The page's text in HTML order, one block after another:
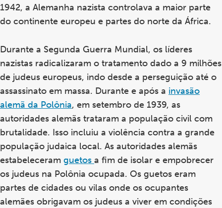
1942, a Alemanha nazista controlava a maior parte
do continente europeu e partes do norte da África.
Durante a Segunda Guerra Mundial, os líderes
nazistas radicalizaram o tratamento dado a 9 milhões
de judeus europeus, indo desde a perseguição até o
assassinato em massa. Durante e após a invasão
alemã da Polônia, em setembro de 1939, as
autoridades alemãs trataram a população civil com
brutalidade. Isso incluiu a violência contra a grande
população judaica local. As autoridades alemãs
estabeleceram guetos a fim de isolar e empobrecer
os judeus na Polônia ocupada. Os guetos eram
partes de cidades ou vilas onde os ocupantes
alemães obrigavam os judeus a viver em condições